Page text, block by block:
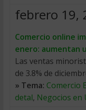
febrero 19,
Comercio online
enero: aumentan
Las ventas
de 3.8% de
» Tema: Comercio
detal, Negocios en